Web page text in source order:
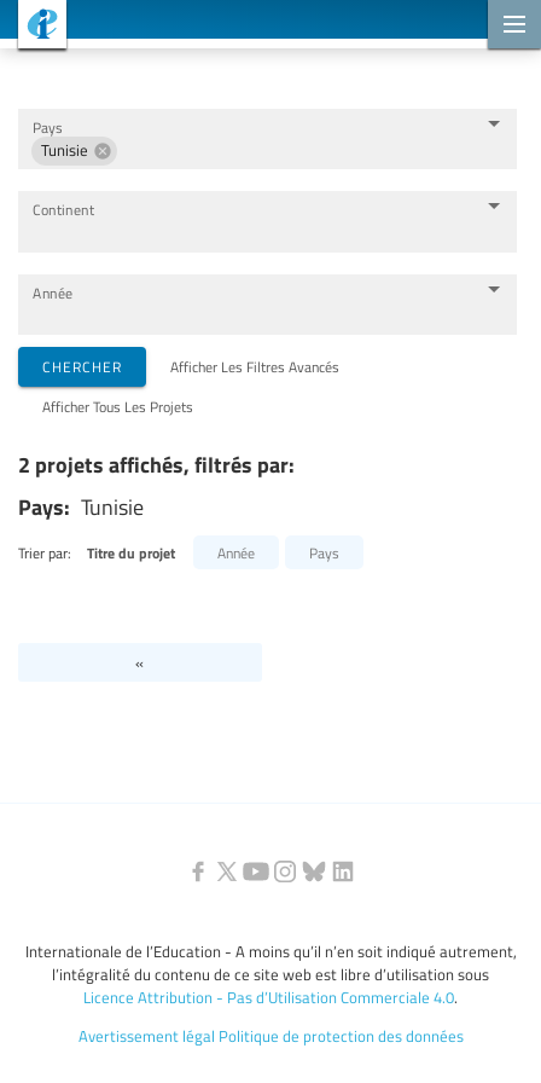
Pays
Tunisie
Continent
Année
Organisations de mise en œuvre
Thèmes
CHERCHER Afficher Les Filtres Avancés
Afficher Tous Les Projets
2 projets affichés, filtrés par:
Pays: Tunisie
Trier par: Titre du projet Année Pays
«
Internationale de l’Education - A moins qu’il n’en soit indiqué autrement,
l’intégralité du contenu de ce site web est libre d’utilisation sous
Licence Attribution - Pas d’Utilisation Commerciale 4.0.
Avertissement légal Politique de protection des données